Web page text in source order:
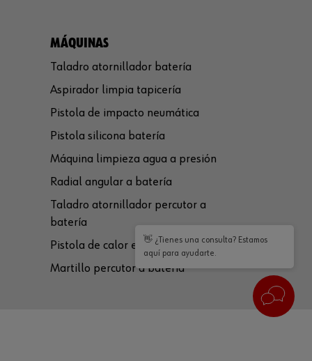
MÁQUINAS
Taladro atornillador batería
Aspirador limpia tapicería
Pistola de impacto neumática
Pistola silicona batería
Máquina limpieza agua a presión
Radial angular a batería
Taladro atornillador percutor a
batería
Pistola de calor eléctrica
Martillo percutor a batería
👋 ¿Tienes una consulta? Estamos
aquí para ayudarte.